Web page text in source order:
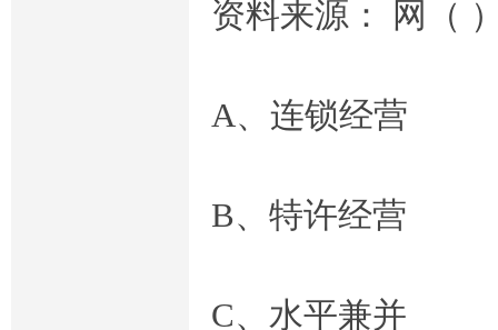
资料来源： 网（
A、连锁经营
B、特许经营
C、水平兼并